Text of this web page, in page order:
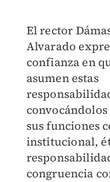
El rector
Alvarado
confianza en
asumen estas
sus funciones
institucional,
congruencia